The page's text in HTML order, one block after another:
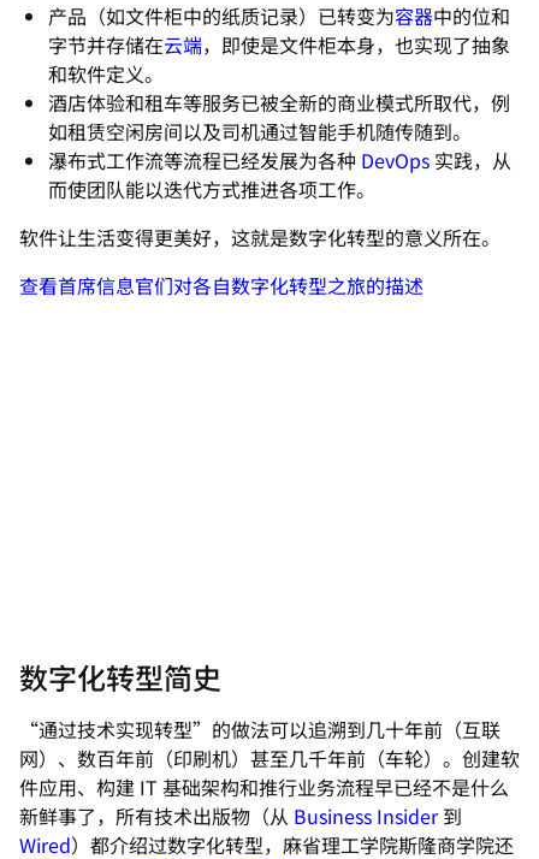
产品（如文件柜中的纸质记录）已转变为容器中的位和
字节并存储在云端，即使是文件柜本身，也实现了抽象
和软件定义。
酒店体验和租车等服务已被全新的商业模式所取代，例
如租赁空闲房间以及司机通过智能手机随传随到。
瀑布式工作流等流程已经发展为各种 DevOps 实践，从
而使团队能以迭代方式推进各项工作。
软件让生活变得更美好，这就是数字化转型的意义所在。
查看首席信息官们对各自数字化转型之旅的描述
数字化转型简史
“通过技术实现转型”的做法可以追溯到几十年前（互联
网）、数百年前（印刷机）甚至几千年前（车轮）。创建软
件应用、构建 IT 基础架构和推行业务流程早已经不是什么
新鲜事了，所有技术出版物（从 Business Insider到
Wired）都介绍过数字化转型，麻省理工学院斯隆商学院还